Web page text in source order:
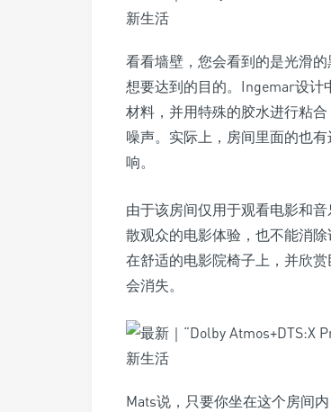
看看墙壁，您会看到的是光滑
想要达到的目的。Ingemar设计
材料，并用特殊的胶水进行粘
噪声。实际上，房间里面的也
响。
由于该房间仅用于观看电影和
散观众的电影体验，也不能消
在舒适的电影院椅子上，并欣
会消失。
Mats说，只要你坐在这个房间